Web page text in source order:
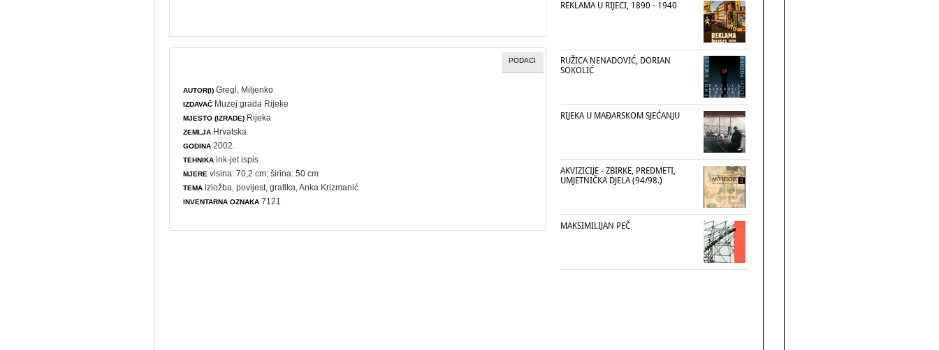
PODACI
AUTOR(I) Gregl, Miljenko
IZDAVAČ Muzej grada Rijeke
MJESTO (IZRADE) Rijeka
ZEMLJA Hrvatska
GODINA 2002.
TEHNIKA ink-jet ispis
MJERE visina: 70,2 cm; širina: 50 cm
TEMA izložba ,povijest ,grafika , Anka Krizmanić
INVENTARNA OZNAKA 7121
REKLAMA U RIJECI, 1890 - 1940
RUŽICA NENADOVIĆ, DORIAN
SOKOLIĆ
RIJEKA U MAĐARSKOM SJEĆANJU
AKVIZICIJE - ZBIRKE, PREDMETI,
UMJETNIČKA DJELA (94/98.)
MAKSIMILIJAN PEČ